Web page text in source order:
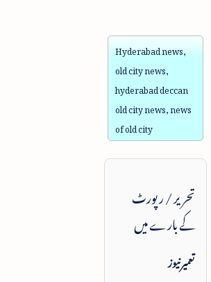
Hyderabad news,
old city news,
hyderabad deccan
old city news, news
of old city
تحریر / رپورٹ
کے بارے میں
تعمیرنیوز